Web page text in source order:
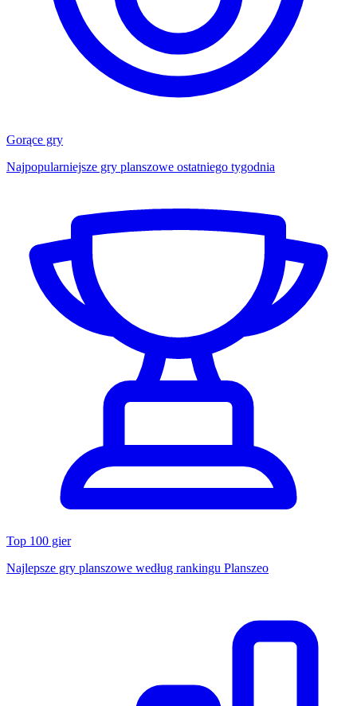
Gorące gry
Najpopularniejsze gry planszowe ostatniego tygodnia
Top 100 gier
Najlepsze gry planszowe według rankingu Planszeo